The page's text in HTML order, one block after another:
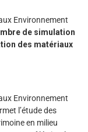
Environnement
de simulation
des matériaux
Environnement
l’étude des
en milieu